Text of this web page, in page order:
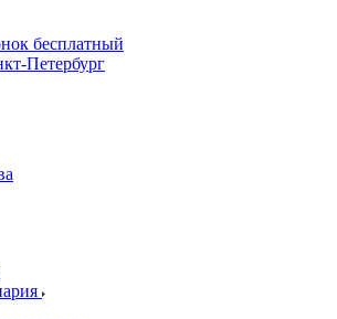
бесплатный
Петербург